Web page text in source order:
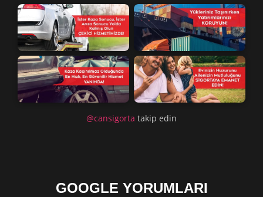
@cansigorta takip edin
GOOGLE YORUMLARI